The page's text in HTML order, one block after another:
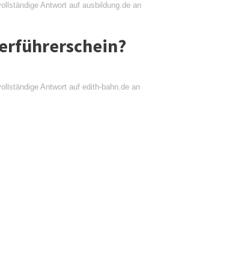
Antwort auf ausbildung.de an
Antwort auf edith-bahn.de an